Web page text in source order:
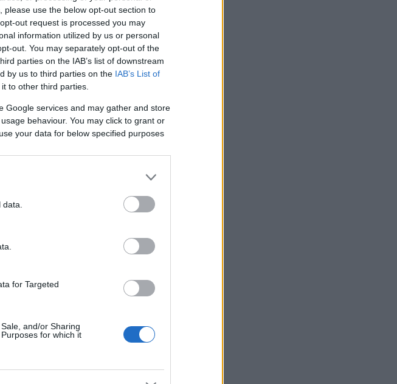
use the below opt-out section to
out request is processed you may
information utilized by us or personal
out. You may separately opt-out of the
parties on the IAB’s list of downstream
by us to third parties on the IAB’s List of
to other third parties.
Google services and may gather and store
behaviour. You may click to grant or
your data for below specified purposes
for Targeted
and/or Sharing
for which it